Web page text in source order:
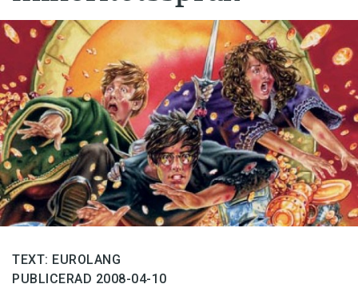
Språkfrågor
Skrivtips
Bokrecensioner
Kviss
Podden
Anmäl till språkpolisen
Föreslå nyord
Annonsera
Prenumerera
TEXT: EUROLANG
PUBLICERAD 2008-04-10